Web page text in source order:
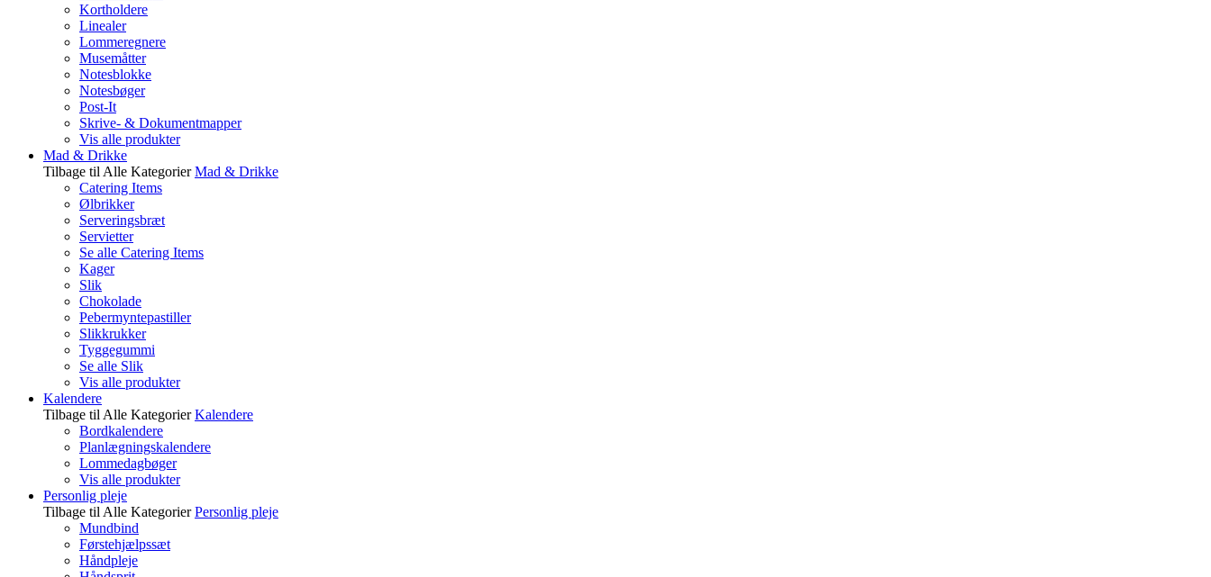
Kortholdere
Linealer
Lommeregnere
Musemåtter
Notesblokke
Notesbøger
Post-It
Skrive- & Dokumentmapper
Vis alle produkter
Mad & Drikke
Tilbage til Alle Kategorier Mad & Drikke
Catering Items
Ølbrikker
Serveringsbræt
Servietter
Se alle Catering Items
Kager
Slik
Chokolade
Pebermyntepastiller
Slikkrukker
Tyggegummi
Se alle Slik
Vis alle produkter
Kalendere
Tilbage til Alle Kategorier Kalendere
Bordkalendere
Planlægningskalendere
Lommedagbøger
Vis alle produkter
Personlig pleje
Tilbage til Alle Kategorier Personlig pleje
Mundbind
Førstehjælpssæt
Håndpleje